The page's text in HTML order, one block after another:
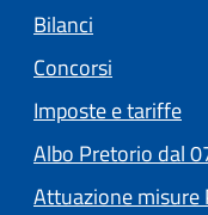
Bilanci
Concorsi
Imposte e tariffe
Albo Pretorio dal
Attuazione misure